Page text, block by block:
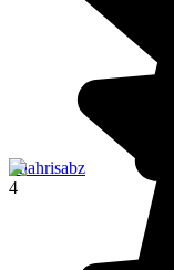
Shahrisabz
4